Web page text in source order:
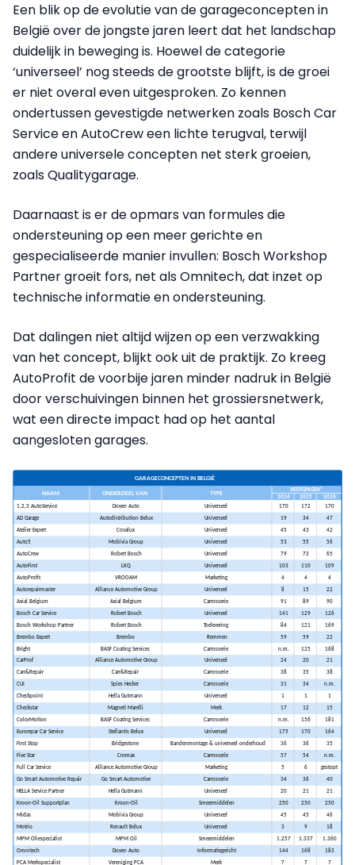
Een blik op de evolutie van de garageconcepten in
België over de jongste jaren leert dat het landschap
duidelijk in beweging is. Hoewel de categorie
‘universeel’ nog steeds de grootste blijft, is de groei
er niet overal even uitgesproken. Zo kennen
ondertussen gevestigde netwerken zoals Bosch Car
Service en AutoCrew een lichte terugval, terwijl
andere universele concepten net sterk groeien,
zoals Qualitygarage.
Daarnaast is er de opmars van formules die
ondersteuning op een meer gerichte en
gespecialiseerde manier invullen: Bosch Workshop
Partner groeit fors, net als Omnitech, dat inzet op
technische informatie en ondersteuning.
Dat dalingen niet altijd wijzen op een verzwakking
van het concept, blijkt ook uit de praktijk. Zo kreeg
AutoProfit de voorbije jaren minder nadruk in België
door verschuivingen binnen het grossiersnetwerk,
wat een directe impact had op het aantal
aangesloten garages.